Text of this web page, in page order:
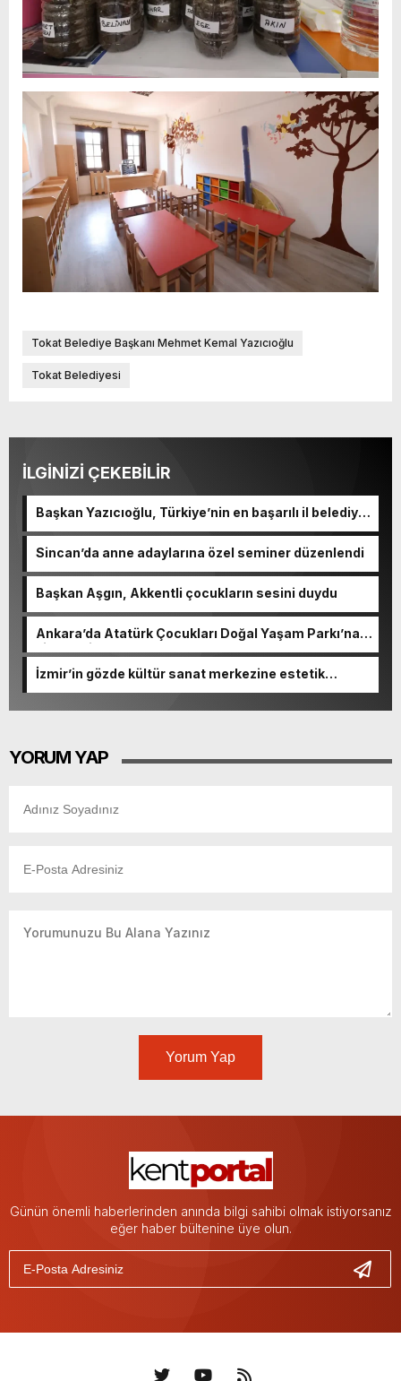
Tokat Belediye Başkanı Mehmet Kemal Yazıcıoğlu
Tokat Belediyesi
İLGİNİZİ ÇEKEBİLİR
Başkan Yazıcıoğlu, Türkiye’nin en başarılı il belediye
Sincan’da anne adaylarına özel seminer düzenlendi
Başkan Aşgın, Akkentli çocukların sesini duydu
Ankara’da Atatürk Çocukları Doğal Yaşam Parkı’na
ziyaretçi akını
İzmir’in gözde kültür sanat merkezine estetik
YORUM YAP
Yorum Yap
Günün önemli haberlerinden anında bilgi sahibi olmak istiyorsanız
eğer haber bültenine üye olun.